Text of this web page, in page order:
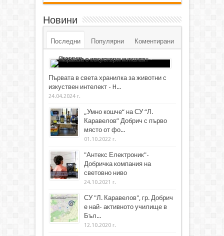
Новини
Последни Популярни Коментирани
Първата в света хранилка за животни с
изкуствен интелект - H...
24.04.2024 г.
„Умно кошче“ на СУ “Л.
Каравелов” Добрич с първо
място от фо...
01.10.2022 г.
"Антекс Електроник"-
Добричка компания на
световно ниво
24.10.2021 г.
СУ "Л. Каравелов", гр. Добрич
е най- активното училище в
Бъл...
12.10.2020 г.